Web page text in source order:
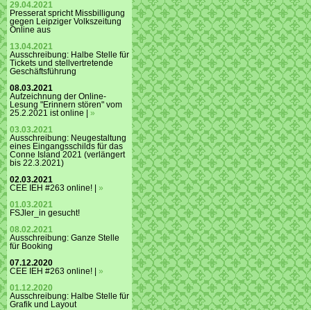
29.04.2021
Presserat spricht Missbilligung
gegen Leipziger Volkszeitung
Online aus
13.04.2021
Ausschreibung: Halbe Stelle für
Tickets und stellvertretende
Geschäftsführung
08.03.2021
Aufzeichnung der Online-
Lesung "Erinnern stören" vom
25.2.2021 ist online | »
03.03.2021
Ausschreibung: Neugestaltung
eines Eingangsschilds für das
Conne Island 2021 (verlängert
bis 22.3.2021)
02.03.2021
CEE IEH #263 online! | »
01.03.2021
FSJler_in gesucht!
08.02.2021
Ausschreibung: Ganze Stelle
für Booking
07.12.2020
CEE IEH #263 online! | »
01.12.2020
Ausschreibung: Halbe Stelle für
Grafik und Layout